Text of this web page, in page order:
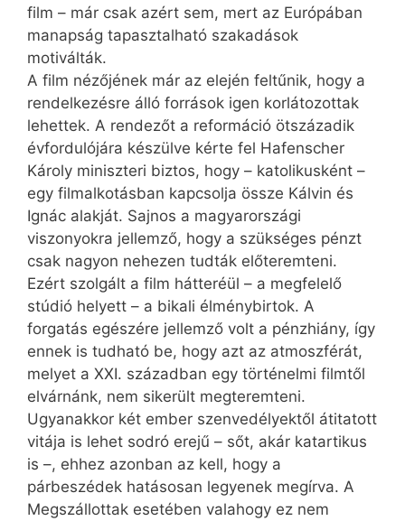
film – már csak azért sem, mert az Európában
manapság tapasztalható szakadások
motiválták.
A film nézőjének már az elején feltűnik, hogy a
rendelkezésre álló források igen korlátozottak
lehettek. A rendezőt a reformáció ötszázadik
évfordulójára készülve kérte fel Hafenscher
Károly miniszteri biztos, hogy – katolikusként –
egy filmalkotásban kapcsolja össze Kálvin és
Ignác alakját. Sajnos a magyarországi
viszonyokra jellemző, hogy a szükséges pénzt
csak nagyon nehezen tudták előteremteni.
Ezért szolgált a film hátteréül – a megfelelő
stúdió helyett – a bikali élménybirtok. A
forgatás egészére jellemző volt a pénzhiány, így
ennek is tudható be, hogy azt az atmoszférát,
melyet a XXI. században egy történelmi filmtől
elvárnánk, nem sikerült megteremteni.
Ugyanakkor két ember szenvedélyektől átitatott
vitája is lehet sodró erejű – sőt, akár katartikus
is –, ehhez azonban az kell, hogy a
párbeszédek hatásosan legyenek megírva. A
Megszállottak esetében valahogy ez nem